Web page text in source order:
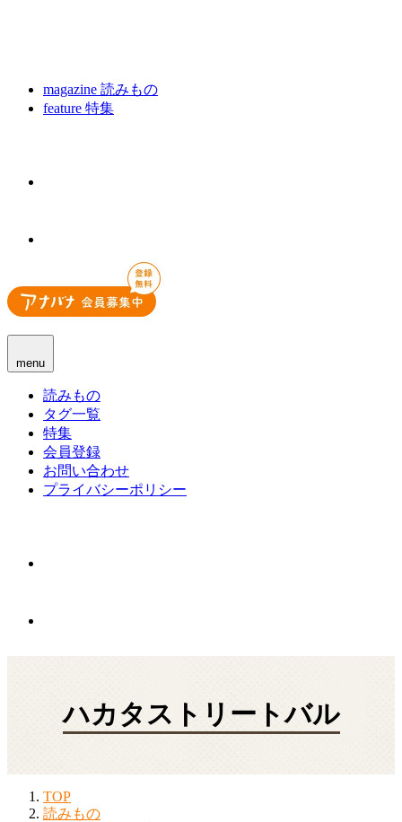
magazine 読みもの
feature 特集
menu
読みもの
タグ一覧
特集
会員登録
お問い合わせ
プライバシーポリシー
ハカタストリートバル
TOP
読みもの